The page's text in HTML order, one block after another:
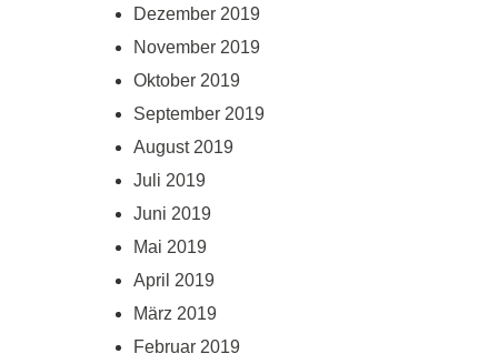
Dezember 2019
November 2019
Oktober 2019
September 2019
August 2019
Juli 2019
Juni 2019
Mai 2019
April 2019
März 2019
Februar 2019